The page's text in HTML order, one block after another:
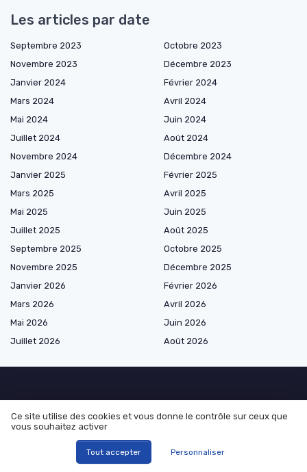
Les articles par date
Septembre 2023
Octobre 2023
Novembre 2023
Décembre 2023
Janvier 2024
Février 2024
Mars 2024
Avril 2024
Mai 2024
Juin 2024
Juillet 2024
Août 2024
Novembre 2024
Décembre 2024
Janvier 2025
Février 2025
Mars 2025
Avril 2025
Mai 2025
Juin 2025
Juillet 2025
Août 2025
Septembre 2025
Octobre 2025
Novembre 2025
Décembre 2025
Janvier 2026
Février 2026
Mars 2026
Avril 2026
Mai 2026
Juin 2026
Juillet 2026
Août 2026
Comprendre le terme « not provided virement » dans le secteur
banque-assurance
Comment réussir la certification AMF avec un pdf de 2000 questions :
Ce site utilise des cookies et vous donne le contrôle sur ceux que
vous souhaitez activer
Tout accepter Personnaliser